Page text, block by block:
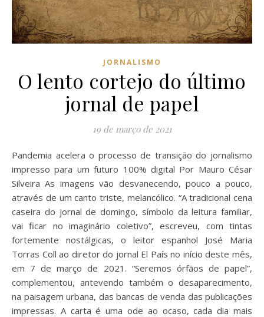
JORNALISMO
O lento cortejo do último
jornal de papel
19 de março de 2021
Pandemia acelera o processo de transição do jornalismo
impresso para um futuro 100% digital Por Mauro César
Silveira As imagens vão desvanecendo, pouco a pouco,
através de um canto triste, melancólico. “A tradicional cena
caseira do jornal de domingo, símbolo da leitura familiar,
vai ficar no imaginário coletivo”, escreveu, com tintas
fortemente nostálgicas, o leitor espanhol José Maria
Torras Coll ao diretor do jornal El País no início deste mês,
em 7 de março de 2021. “Seremos órfãos de papel”,
complementou, antevendo também o desaparecimento,
na paisagem urbana, das bancas de venda das publicações
impressas. A carta é uma ode ao ocaso, cada dia mais